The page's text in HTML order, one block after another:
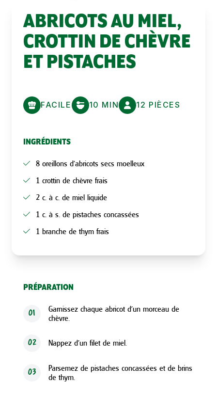
ABRICOTS AU MIEL,
CROTTIN DE CHÈVRE
ET PISTACHES
FACILE 10 MIN 12 PIÈCES
INGRÉDIENTS
8 oreillons d’abricots secs moelleux
1 crottin de chèvre frais
2 c. à c. de miel liquide
1 c. à s. de pistaches concassées
1 branche de thym frais
PRÉPARATION
01
Garnissez chaque abricot d’un morceau de
chèvre.
02 Nappez d’un filet de miel.
03
Parsemez de pistaches concassées et de brins
de thym.